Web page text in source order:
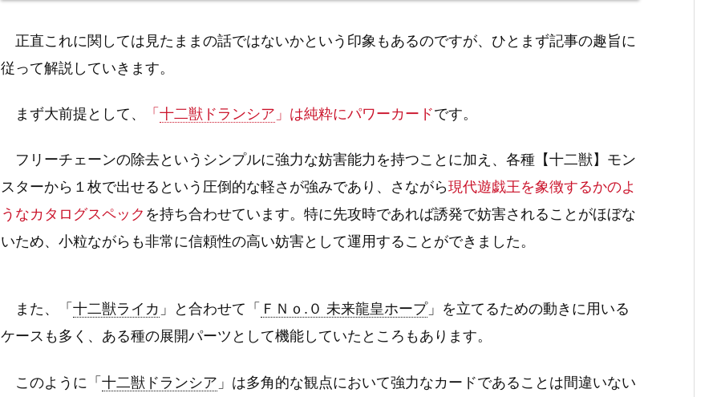
正直これに関しては見たままの話ではないかという印象もあるのですが、ひとまず記事の趣旨に
従って解説していきます。
まず大前提として、 「 十二獣ドランシア 」は純粋にパワーカードです。
フリーチェーンの除去というシンプルに強力な妨害能力を持つことに加え、各種【十二獣】モン
スターから１枚で出せるという圧倒的な軽さが強みであり、さながら現代遊戯王を象徴するかのよ
うなカタログスペック を持ち合わせています。特に先攻時であれば誘発で妨害されることがほぼな
いため、小粒ながらも非常に信頼性の高い妨害として運用することができました。
また、「 十二獣ライカ 」と合わせて「 ＦＮｏ.０ 未来龍皇ホープ」を立てるための動きに用いる
ケースも多く、ある種の展開パーツとして機能していたところもあります。
このように「 十二獣ドランシア 」は多角的な観点において強力なカードであることは間違いない